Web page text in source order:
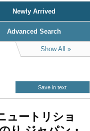
Newly Arrived
Advanced Search
Show All
Save in text
ュートリショ